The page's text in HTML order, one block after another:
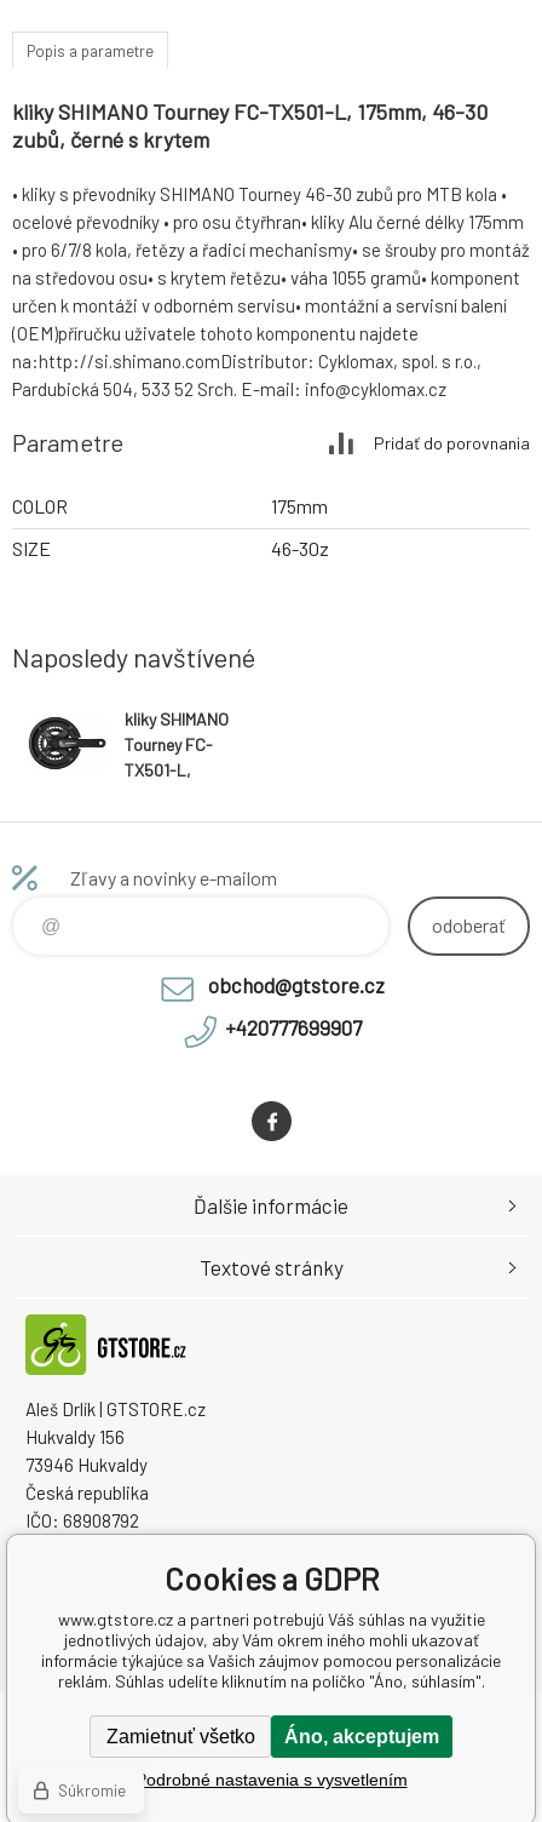
Popis a parametre
kliky SHIMANO Tourney FC-TX501-L, 175mm, 46-30
zubů, černé s krytem
• kliky s převodníky SHIMANO Tourney 46-30 zubů pro MTB kola •
ocelové převodníky • pro osu čtyřhran• kliky Alu černé délky 175mm
• pro 6/7/8 kola, řetězy a řadicí mechanismy• se šrouby pro montáž
na středovou osu• s krytem řetězu• váha 1055 gramů• komponent
určen k montáži v odborném servisu• montážní a servisní balení
(OEM)příručku uživatele tohoto komponentu najdete
na:http://si.shimano.comDistributor: Cyklomax, spol. s r.o.,
Pardubická 504, 533 52 Srch. E-mail: info@cyklomax.cz
Parametre Pridať do porovnania
COLOR
175mm
SIZE
46-30z
Naposledy navštívené
kliky SHIMANO
Tourney FC-
TX501-L,
zubů, černé s
Zľavy a novinky e-mailom
odoberať
obchod@gtstore.cz
+420777699907
Aleš Drlík | GTSTORE.cz
Hukvaldy 156
73946 Hukvaldy
Česká republika
IČO: 68908792
Ďalšie informácie
Textové stránky
Copyright © 2026 Aleš Drlík | GTSTORE.cz
Všetky práva vyhradené.
Ecommerce solutionsBINARGON.cz-Mapa stránok
Cookies a GDPR
www.gtstore.cz a partneri potrebujú Váš súhlas na využitie
jednotlivých údajov, aby Vám okrem iného mohli ukazovať
informácie týkajúce sa Vašich záujmov pomocou personalizácie
reklám. Súhlas udelíte kliknutím na políčko "Áno, súhlasím".
Zamietnuť všetko Áno, akceptujem
Podrobné nastavenia s vysvetlením
Súkromie